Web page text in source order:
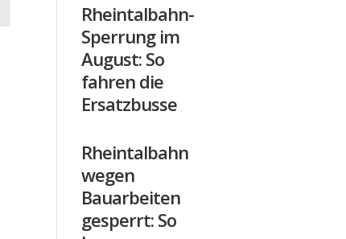
Rheintalbahn-
Sperrung im
August: So
fahren die
Ersatzbusse
Rheintalbahn
wegen
Bauarbeiten
gesperrt: So